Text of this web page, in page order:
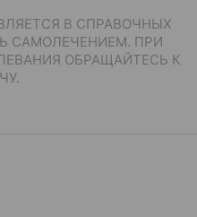
В СПРАВОЧНЫХ
САМОЛЕЧЕНИЕМ. ПРИ
ОБРАЩАЙТЕСЬ К